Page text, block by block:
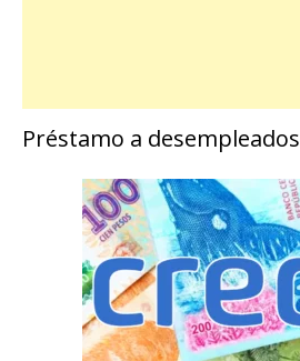
Préstamo a desempleados